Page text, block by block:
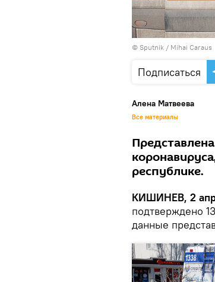
© Sputnik / Mihai Caraus
Подписаться
Алена Матвеева
Все материалы
республике.
КИШИНЕВ, 2
подтверждено
данные